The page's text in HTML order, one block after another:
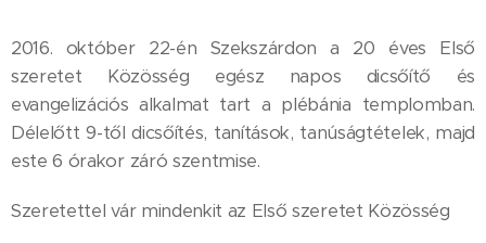
2016. október 22-én Szekszárdon a 20 éves Első
szeretet Közösség egész napos dicsőítő és
evangelizációs alkalmat tart a plébánia templomban.
Délelőtt 9-től dicsőítés, tanítások, tanúságtételek, majd
este 6 órakor záró szentmise.
Szeretettel vár mindenkit az Első szeretet Közösség